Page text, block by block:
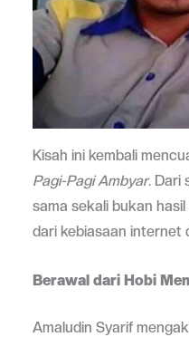
Kisah ini kembali
Pagi-Pagi Ambyar. Dari
sama sekali bukan
dari kebiasaan internet
Berawal dari Hobi
Amaludin Syarif